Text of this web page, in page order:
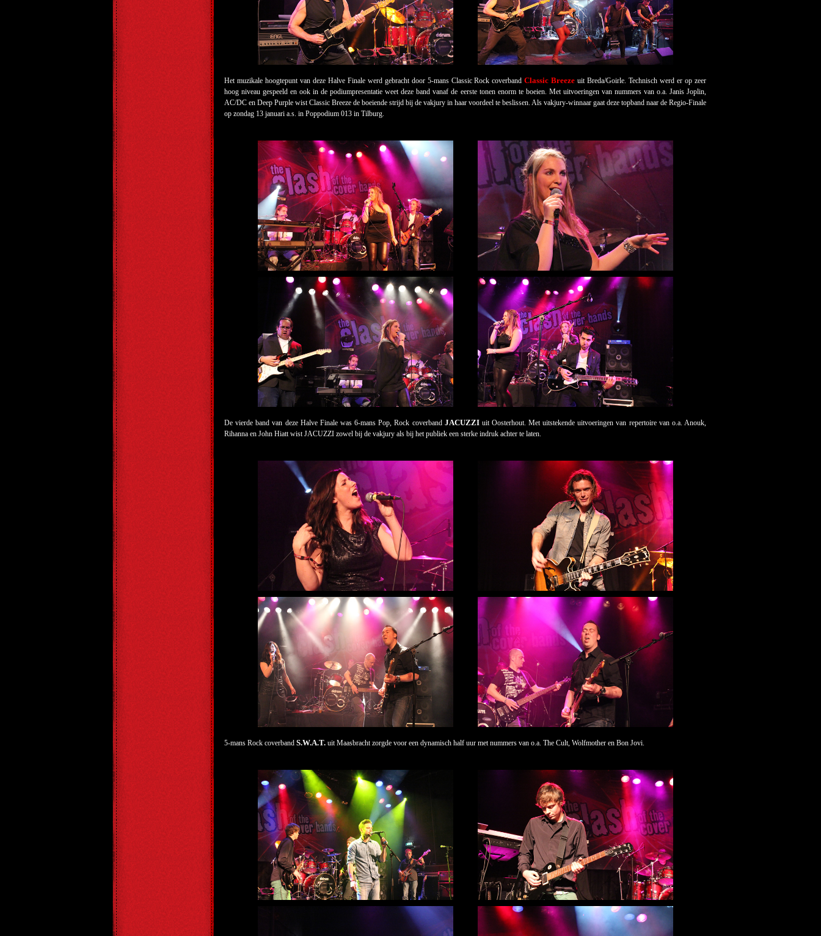
Het muzikale hoogtepunt van deze Halve Finale werd gebracht door 5-mans Classic Rock coverbandClassic Breeze uit Breda/Goirle. Technisch werd er op zeer
hoog niveau gespeeld en ook in de podiumpresentatie weet deze band vanaf de eerste tonen enorm te boeien. Met uitvoeringen van nummers van o.a. Janis Joplin,
AC/DC en Deep Purple wist Classic Breeze de boeiende strijd bij de vakjury in haar voordeel te beslissen. Als vakjury-winnaar gaat deze topband naar de Regio-Finale
op zondag 13 januari a.s. in Poppodium 013 in Tilburg.
De vierde band van deze Halve Finale was 6-mans Pop, Rock coverband JACUZZIuit Oosterhout. Met uitstekende uitvoeringen van repertoire van o.a. Anouk,
Rihanna en John Hiatt wist JACUZZI zowel bij de vakjury als bij het publiek een sterke indruk achter te laten.
5-mans Rock coverband S.W.A.T. uit Maasbracht zorgde voor een dynamisch half uur met nummers van o.a. The Cult, Wolfmother en Bon Jovi.